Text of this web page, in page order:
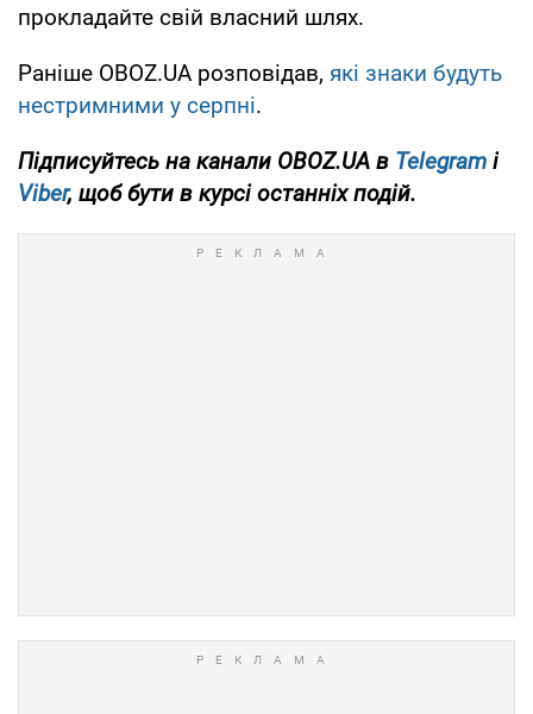
прокладайте свій власний шлях.
Раніше OBOZ.UA розповідав, які знаки будуть
нестримними у серпні.
Підписуйтесь на канали OBOZ.UA в Telegram і
Viber, щоб бути в курсі останніх подій.